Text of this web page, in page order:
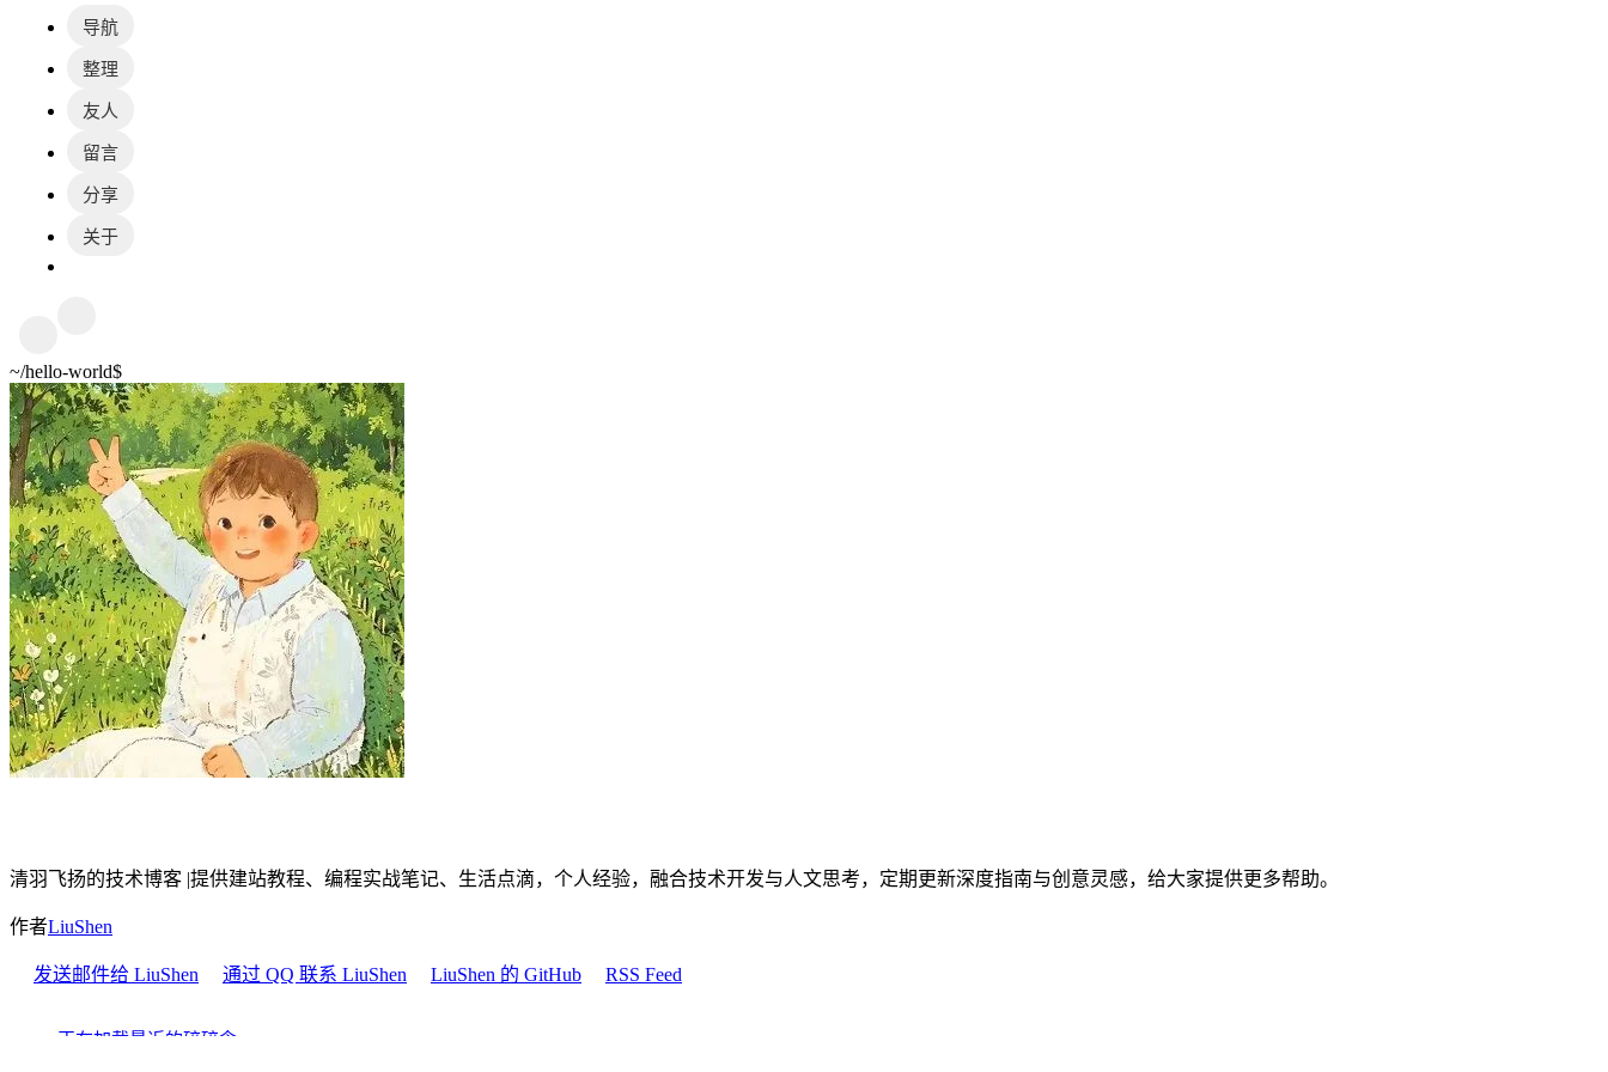
导航
整理
友人
留言
分享
关于
~/hello-world$
清羽飞扬的技术博客 |提供建站教程、编程实战笔记、生活点滴，个人经验，融合技术开发与人文思考，定期更新深度指南与创意灵感，给大家提供更多帮助。
作者LiuShen
发送邮件给 LiuShen 通过 QQ 联系 LiuShen LiuShen 的 GitHub RSS Feed
正在加载最近的碎碎念...